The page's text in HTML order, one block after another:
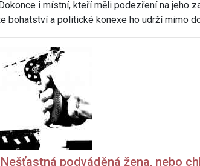
i místní, kteří měli podezření na jeho
bohatství a politické konexe ho udrží mimo
podváděná žena, nebo